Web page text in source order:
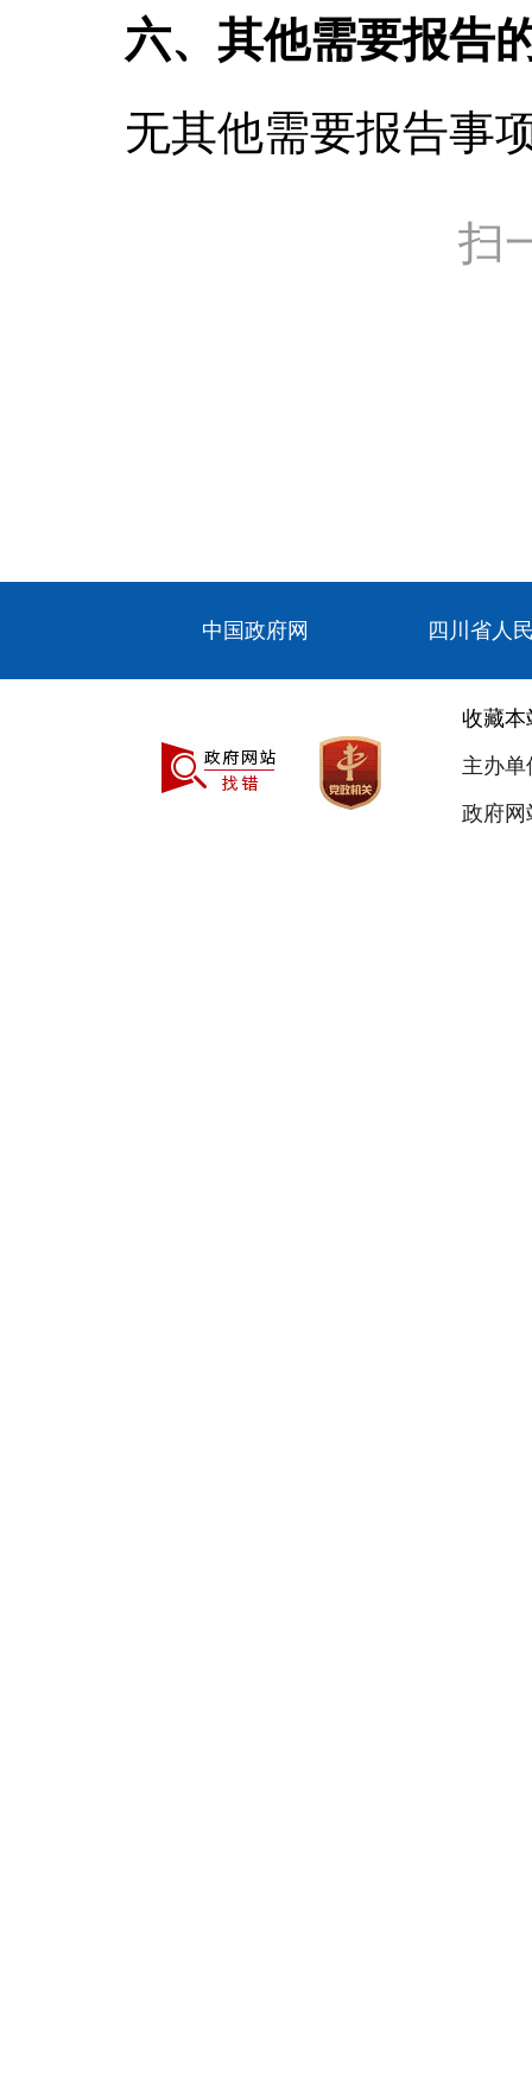
六、其他需要报告
无其他需要报告事
扫
中国政府网 四川省人
收藏本
主办
政府网